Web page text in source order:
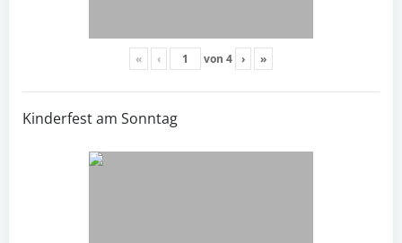
« ‹ von 4 › »
Kinderfest am Sonntag